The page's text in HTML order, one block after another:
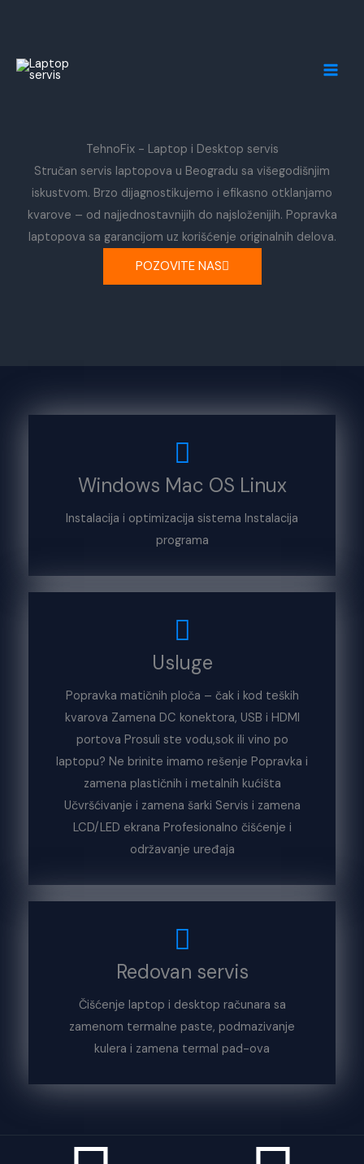
TehnoFix - Laptop i Desktop servis
Stručan servis laptopova u Beogradu sa višegodišnjim
iskustvom. Brzo dijagnostikujemo i efikasno otklanjamo
kvarove – od najjednostavnijih do najsloženijih. Popravka
laptopova sa garancijom uz korišćenje originalnih delova.
POZOVITE NAS
Windows Mac OS Linux
Instalacija i optimizacija sistema Instalacija
programa
Usluge
Popravka matičnih ploča – čak i kod teških
kvarova Zamena DC konektora, USB i HDMI
portova Prosuli ste vodu,sok ili vino po
laptopu? Ne brinite imamo rešenje Popravka i
zamena plastičnih i metalnih kućišta
Učvršćivanje i zamena šarki Servis i zamena
LCD/LED ekrana Profesionalno čišćenje i
održavanje uređaja
Redovan servis
Čišćenje laptop i desktop računara sa
zamenom termalne paste, podmazivanje
kulera i zamena termal pad-ova